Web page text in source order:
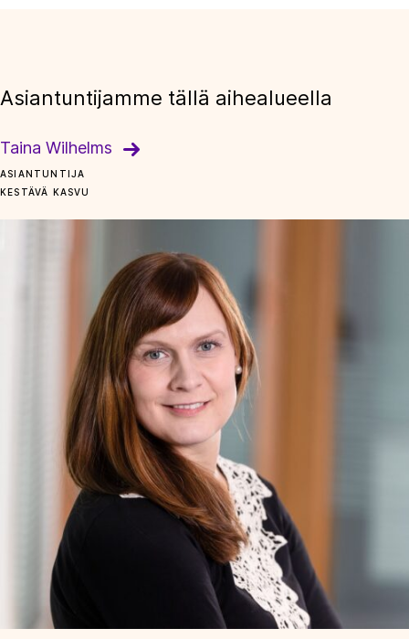
Asiantuntijamme tällä aihealueella
Taina Wilhelms
ASIANTUNTIJA
KESTÄVÄ KASVU